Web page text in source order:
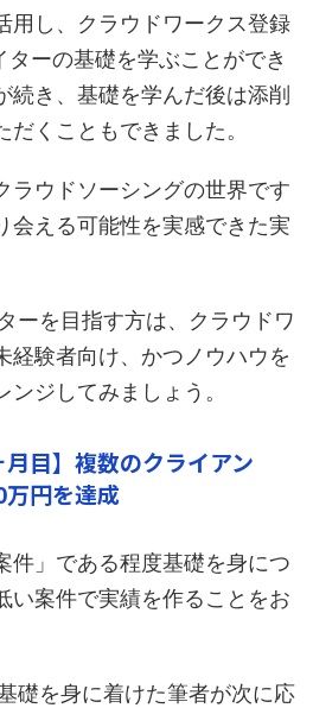
用し、クラウドワークス登録
ーの基礎を学ぶことができ
続き、基礎を学んだ後は添削
くこともできました。
ラウドソーシングの世界です
会える可能性を実感できた実
ーを目指す方は、クラウドワ
経験者向け、かつノウハウを
ジしてみましょう。
月目】複数のクライアン
万円を達成
件」である程度基礎を身につ
い案件で実績を作ることをお
礎を身に着けた筆者が次に応